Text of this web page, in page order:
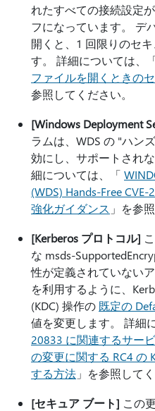
れたすべての接続設定
フになっています。 デ
開くと、1 回限りのセ
す。 詳細については、
ファイルを開くときの
参照してください。
[Windows Deployment
ラムは、WDS の "ハン
効にし、サポートされ
細については、「
(WDS) Hands-Free
強化ガイダンス 」を参
[Kerberos プロトコル]
な msds-
性が定義されていない
を利用するように、
(KDC) 操作の 既定の
値を変更します。 詳細
20833 に関連するサー
の変更に関する RC4 の
する方法 」を参照してく
[セキュア ブート] この